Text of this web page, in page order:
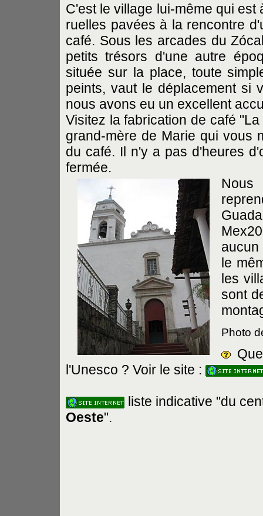
C'est le village lui-même qui
ruelles pavées à la rencontre
café. Sous les arcades du
petits trésors d'une autre
située sur la place, toute
peints, vaut le déplacement si
nous avons eu un excellent
Visitez la fabrication de café
grand-mère de Marie qui vous
du café. Il n'y a pas d'heures
fermée.
aucun
le
les
sont
Photo
l'Unesco ? Voir le site :
liste indicative "du
Oeste".